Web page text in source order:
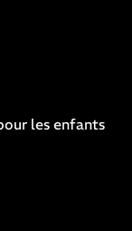
les enfants